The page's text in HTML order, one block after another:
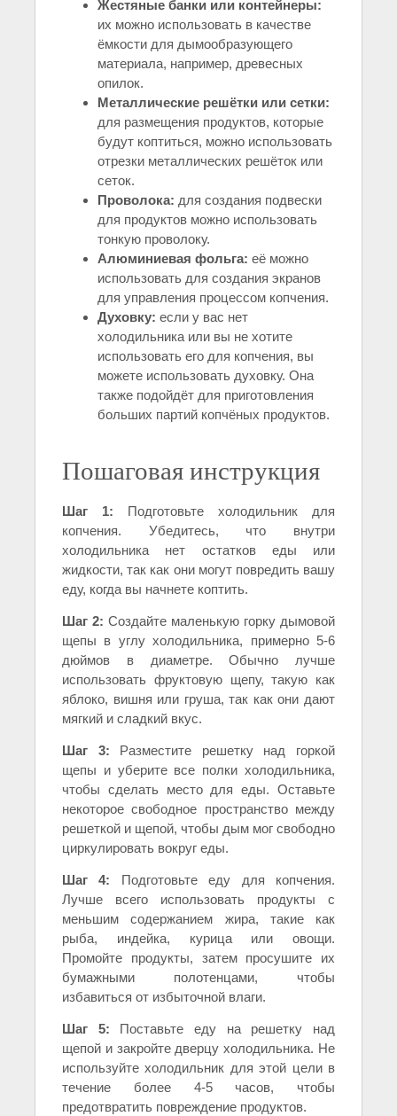
Жестяные банки или контейнеры:
их можно использовать в качестве
ёмкости для дымообразующего
материала, например, древесных
опилок.
Металлические решётки или сетки:
для размещения продуктов, которые
будут коптиться, можно использовать
отрезки металлических решёток или
сеток.
Проволока: для создания подвески
для продуктов можно использовать
тонкую проволоку.
Алюминиевая фольга: её можно
использовать для создания экранов
для управления процессом копчения.
Духовку: если у вас нет
холодильника или вы не хотите
использовать его для копчения, вы
можете использовать духовку. Она
также подойдёт для приготовления
больших партий копчёных продуктов.
Пошаговая инструкция
Шаг 1: Подготовьте холодильник для
копчения. Убедитесь, что внутри
холодильника нет остатков еды или
жидкости, так как они могут повредить вашу
еду, когда вы начнете коптить.
Шаг 2: Создайте маленькую горку дымовой
щепы в углу холодильника, примерно 5-6
дюймов в диаметре. Обычно лучше
использовать фруктовую щепу, такую ​​как
яблоко, вишня или груша, так как они дают
мягкий и сладкий вкус.
Шаг 3: Разместите решетку над горкой
щепы и уберите все полки холодильника,
чтобы сделать место для еды. Оставьте
некоторое свободное пространство между
решеткой и щепой, чтобы дым мог свободно
циркулировать вокруг еды.
Шаг 4: Подготовьте еду для копчения.
Лучше всего использовать продукты с
меньшим содержанием жира, такие ​​как
рыба, индейка, курица или овощи.
Промойте продукты, затем просушите их
бумажными полотенцами, чтобы
избавиться от избыточной влаги.
Шаг 5: Поставьте еду на решетку над
щепой и закройте дверцу холодильника. Не
используйте холодильник для этой цели в
течение более 4-5 часов, чтобы
предотвратить повреждение продуктов.